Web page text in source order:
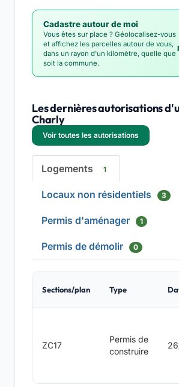
Cadastre autour de moi
Vous êtes sur place ? Géolocalisez-vous
et affichez les parcelles autour de vous,
dans un rayon d'un kilomètre, quelle que
soit la commune.
Les dernières autorisations
Charly
Voir toutes les autorisations
Logements 1
Locaux non résidentiels 3
Permis d'aménager 1
Permis de démolir 0
Sections/plan Type
ZC17
Permis de
construire